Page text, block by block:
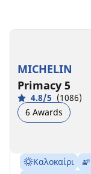
MICHELIN
Primacy 5
4.8/5 (1086)
6 Awards
Καλοκαίρι